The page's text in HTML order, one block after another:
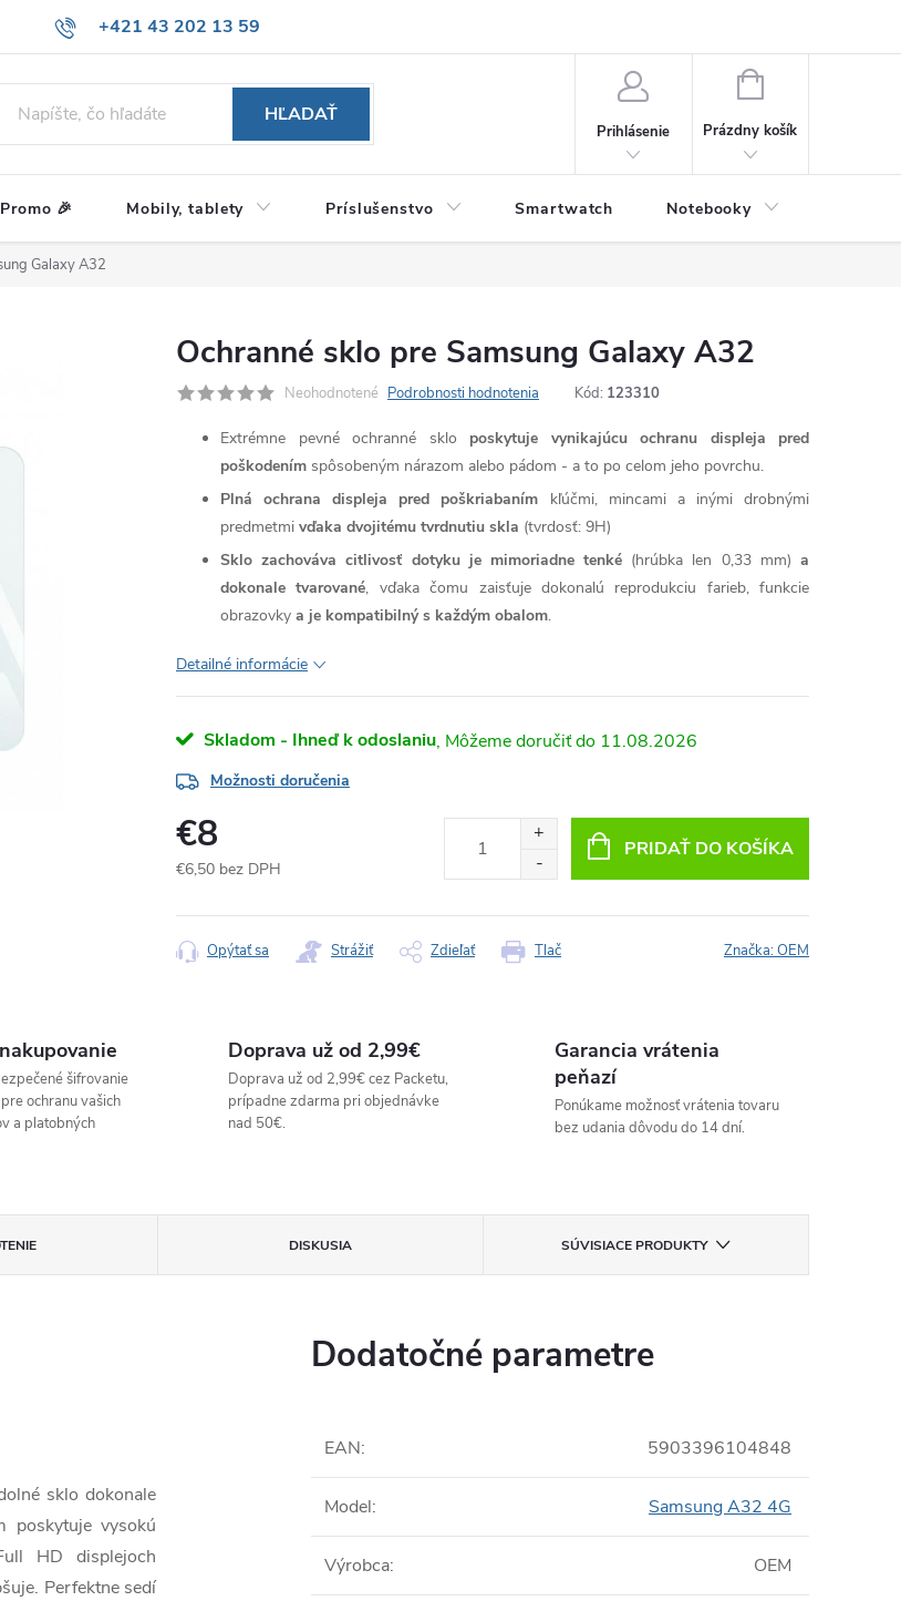
+421 43 202 13 59
HĽADAŤ
Prihlásenie
NÁKUPNÝ
Prázdny košík
🎉 Mobily, tablety Príslušenstvo Smartwatch Notebooky
Galaxy A32
Ochranné sklo pre Samsung Galaxy A32
Neohodnotené Podrobnosti hodnotenia Kód: 123310
Extrémne pevné ochranné sklo poskytuje vynikajúcu ochranu displeja pred
poškodením spôsobeným nárazom alebo pádom - a to po celom jeho povrchu.
Plná ochrana displeja pred poškriabaním kľúčmi, mincami a inými drobnými
predmetmi vďaka dvojitému tvrdnutiu skla (tvrdosť: 9H)
Sklo zachováva citlivosť dotyku je mimoriadne tenké (hrúbka len 0,33 mm) a
dokonale tvarované, vďaka čomu zaisťuje dokonalú reprodukciu farieb, funkcie
obrazovky a je kompatibilný s každým obalom.
Detailné informácie
Skladom - Ihneď k odoslaniu 11.08.2026
Možnosti doručenia
€8
€6,50 bez DPH
cena:
PRIDAŤ DO KOŠÍKA
Tlač
Opýtať sa Strážiť Zdieľať Značka:OEM
šifrovanie
ochranu vašich
a platobných
Doprava už od 2,99€
Doprava už od 2,99€ cez Packetu,
prípadne zdarma pri objednávke
nad 50€.
Garancia vrátenia
peňazí
Ponúkame možnosť vrátenia tovaru
bez udania dôvodu do 14 dní.
DISKUSIA SÚVISIACE PRODUKTY
sklo dokonale
poskytuje vysokú
HD displejoch
Perfektne sedí
Dodatočné parametre
EAN: 5903396104848
Model: Samsung A32 4G
Výrobca: OEM